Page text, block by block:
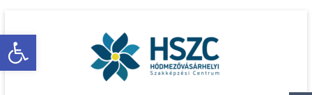
Eszköztár megnyitása